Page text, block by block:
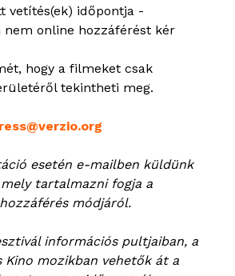
vetítés(ek) időpontja -
nem online hozzáférést kér
hogy a filmeket csak
tekintheti meg.
esetén e-mailben küldünk
tartalmazni fogja a
módjáról.
információs pultjaiban, a
Kino mozikban vehetők át a